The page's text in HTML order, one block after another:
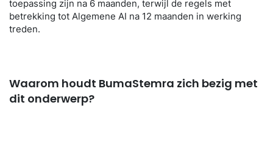
toepassing zijn na 6 maanden, terwijl de regels met
betrekking tot Algemene AI na 12 maanden in werking
treden.
Waarom houdt BumaStemra zich bezig met
dit onderwerp?